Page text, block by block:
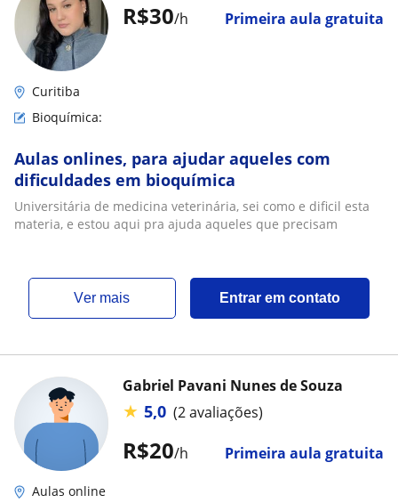
R$30/h Primeira aula gratuita
Curitiba
Bioquímica:
Aulas onlines, para ajudar aqueles com
dificuldades em bioquímica
Universitária de medicina veterinária, sei como e dificil esta
materia, e estou aqui pra ajuda aqueles que precisam
ver mais Entrar em contato
R$20/h Primeira aula gratuita
Gabriel Pavani Nunes de Souza
★ 5,0 (2 avaliações)
Aulas online